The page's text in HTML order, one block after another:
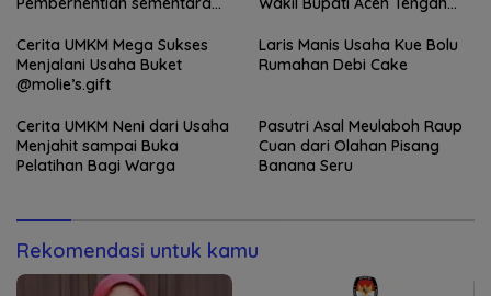
Cerita UMKM Mega Sukses
Menjalani Usaha Buket
@molie’s.gift
Laris Manis Usaha Kue Bolu
Rumahan Debi Cake
Cerita UMKM Neni dari Usaha
Menjahit sampai Buka
Pelatihan Bagi Warga
Pasutri Asal Meulaboh Raup
Cuan dari Olahan Pisang
Banana Seru
Rekomendasi untuk kamu